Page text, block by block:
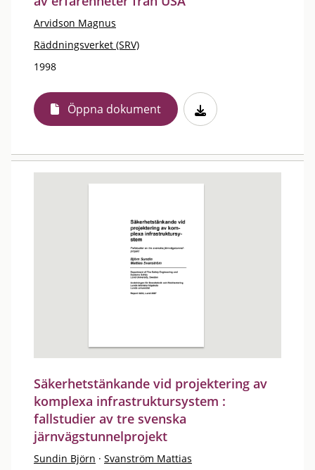
Arvidson Magnus
Räddningsverket (SRV)
1998
Öppna dokument
Säkerhetstänkande vid projektering av
komplexa infrastruktursystem :
fallstudier av tre svenska
järnvägstunnelprojekt
Sundin Björn · Svanström Mattias